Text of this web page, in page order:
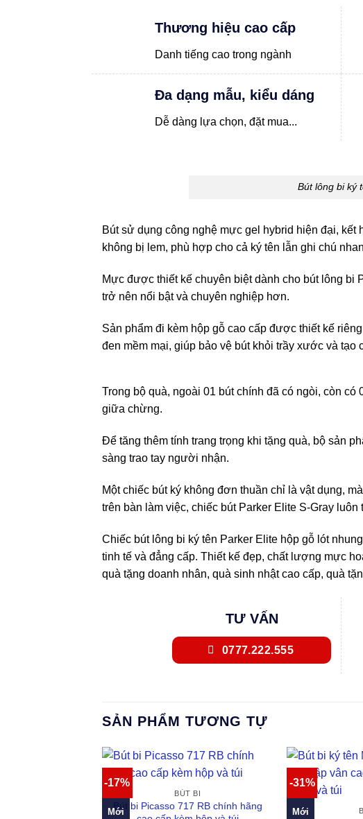
Thương hiệu cao cấp
Danh tiếng cao trong ngành
Đa dạng mẫu, kiểu dáng
Dễ dàng lựa chọn, đặt mua...
Bút lông bi ký
Bút sử dụng công nghệ mực gel hybrid hiện đại,
không bị lem, phù hợp cho cả ký tên lẫn ghi chú
Mực được thiết kế chuyên biệt dành cho bút lông bi
trở nên nổi bật và chuyên nghiệp hơn.
Sản phẩm đi kèm hộp gỗ cao cấp được thiết kế
đen mềm mại, giúp bảo vệ bút khỏi trầy xước và tạo
Trong bộ quà, ngoài 01 bút chính đã có ngòi, còn
giữa chừng.
Để tăng thêm tính trang trọng khi tặng quà, bộ sản
sàng trao tay người nhận.
Một chiếc bút ký không đơn thuần chỉ là vật dụng,
trên bàn làm việc, chiếc bút Parker Elite S-Gray
Chiếc bút lông bi ký tên Parker Elite hộp gỗ lót
tinh tế và đẳng cấp. Thiết kế đẹp, chất lượng mực
quà tặng doanh nhân, quà sinh nhật cao cấp, quà
TƯ VẤN
0777.222.555
SẢN PHẨM TƯƠNG TỰ
-17%
Mới
BÚT BI
Bút bi Picasso 717 RB chính hãng
-31%
Mới